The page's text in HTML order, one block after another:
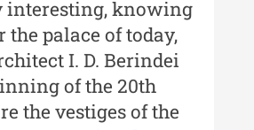
Etnografic al
interesting, knowing
the palace of today,
I. D. Berindei
of the 20th
the vestiges of the